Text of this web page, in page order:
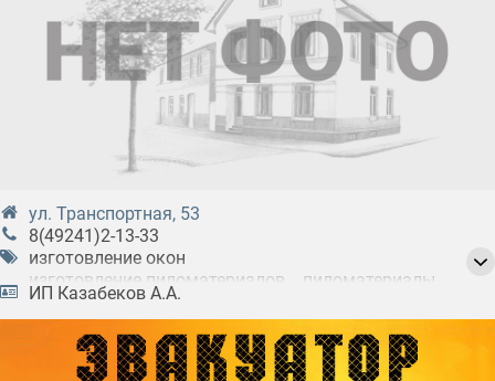
ул. Транспортная, 53
8(49241)2-13-33
изготовление окон
изготовление пиломатериалов
пиломатериалы
производство дверей
производство столярных изделий
производство строительных материалов
распиловка древесины
ИП Казабеков А.А.